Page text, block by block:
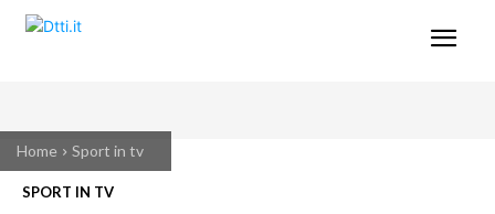
Home Sport in tv
SPORT IN TV